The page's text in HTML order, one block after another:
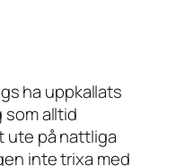
ha uppkallats
som alltid
ute på nattliga
inte trixa med